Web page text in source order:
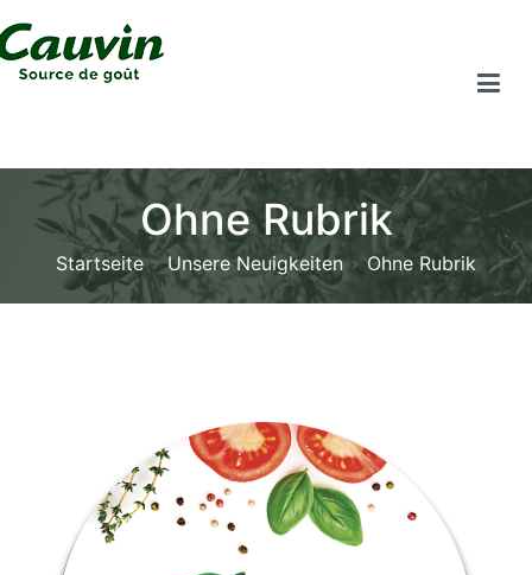
Ohne Rubrik
Startseite Unsere Neuigkeiten Ohne Rubrik